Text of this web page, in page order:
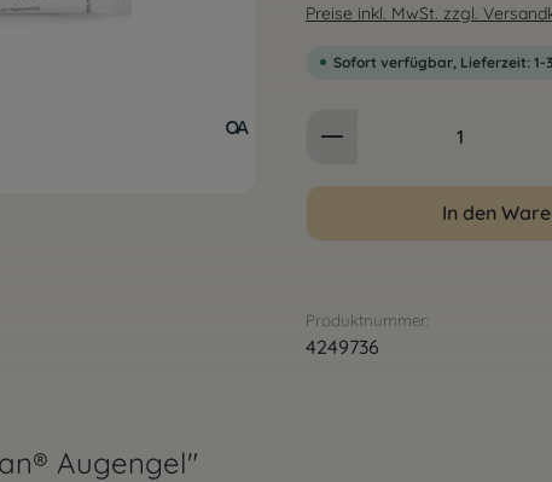
Preise inkl. MwSt. zzgl.
Sofort verfügbar, Lieferzeit: 1-
Produkt Anzahl:
In den
Produktnummer:
4249736
Augengel"